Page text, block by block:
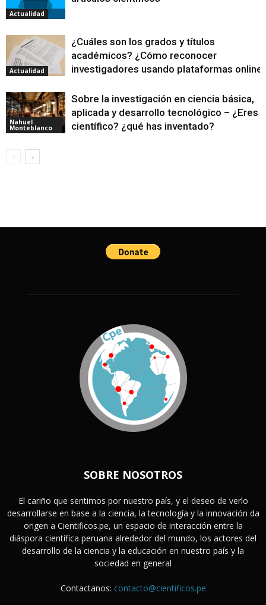
Actualidad
Actualidad
¿Cuáles son los grados y títulos
académicos? ¿Cómo reconocer
investigadores usando plataformas
Nahuel
Monteblanco
Sobre la investigación en ciencia básica,
aplicada y desarrollo tecnológico – ¿Eres
científico? ¿qué has inventado?
SOBRE NOSOTROS
El cariño que sentimos por nuestro país, y el deseo de verlo
desarrollarse en base a la ciencia, la tecnología y la innovación da
origen a Cientificos.pe, un espacio de interacción entre la
diáspora científica peruana alrededor del mundo, los actores del
desarrollo de la ciencia y la educación en nuestro país y la
sociedad en general
Contactanos: contacto@cientificos.pe